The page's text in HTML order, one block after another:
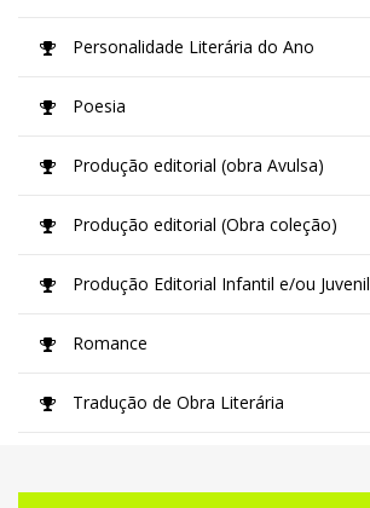
Personalidade Literária do Ano
Poesia
Produção editorial (obra Avulsa)
Produção editorial (Obra coleção)
Produção Editorial Infantil e/ou Juvenil
Romance
Tradução de Obra Literária